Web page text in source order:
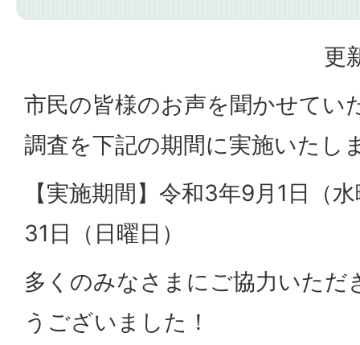
更
市民の皆様のお声を聞かせてい
調査を下記の期間に実施いたし
【実施期間】令和3年9月1日（
31日（日曜日）
多くのみなさまにご協力いただ
うございました！